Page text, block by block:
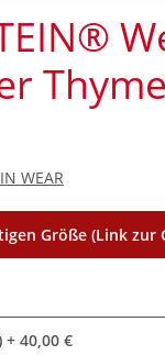
WEAR
Größe (Link zur
+ 40,00 €